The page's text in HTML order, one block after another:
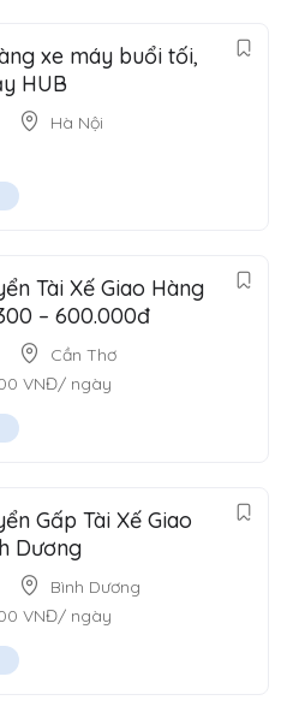
xe máy buổi tối,
HUB
Hà Nội
Tài Xế Giao Hàng
– 600.000đ
Cần Thơ
VNĐ/ ngày
Gấp Tài Xế Giao
Dương
Bình Dương
VNĐ/ ngày